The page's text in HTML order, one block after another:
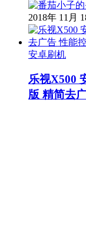
2018年 11月
安卓刷机
乐视X500
版 精简去